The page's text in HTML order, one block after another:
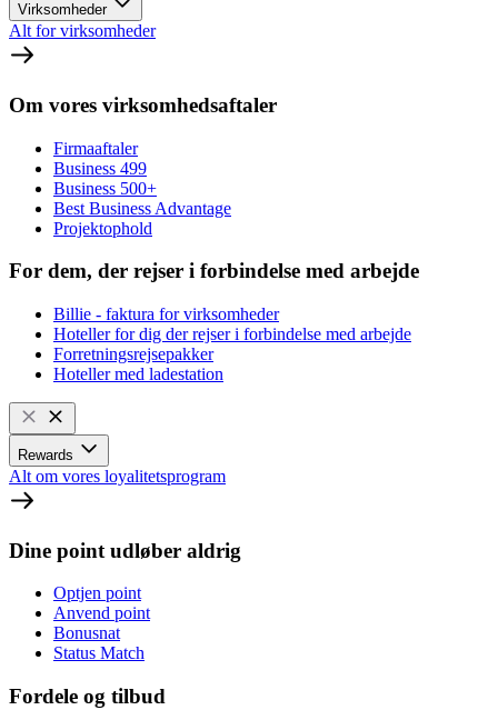
Virksomheder
Alt for virksomheder
Om vores virksomhedsaftaler
Firmaaftaler
Business 499
Business 500+
Best Business Advantage
Projektophold
For dem, der rejser i forbindelse med arbejde
Billie - faktura for virksomheder
Hoteller for dig der rejser i forbindelse med arbejde
Forretningsrejsepakker
Hoteller med ladestation
Rewards
Alt om vores loyalitetsprogram
Dine point udløber aldrig
Optjen point
Anvend point
Bonusnat
Status Match
Fordele og tilbud